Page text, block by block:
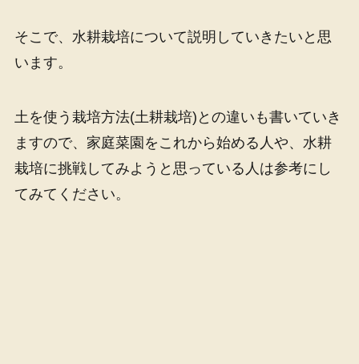
そこで、水耕栽培について説明していきたいと思
います。
土を使う栽培方法(土耕栽培)との違いも書いていき
ますので、家庭菜園をこれから始める人や、水耕
栽培に挑戦してみようと思っている人は参考にし
てみてください。